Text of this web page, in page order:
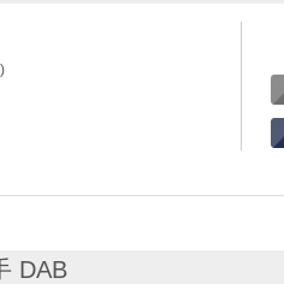
DAB